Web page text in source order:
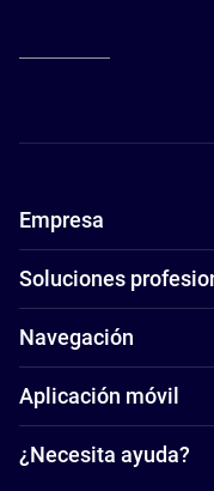
Empresa
Soluciones
Navegación
Aplicación móvil
¿Necesita ayuda?